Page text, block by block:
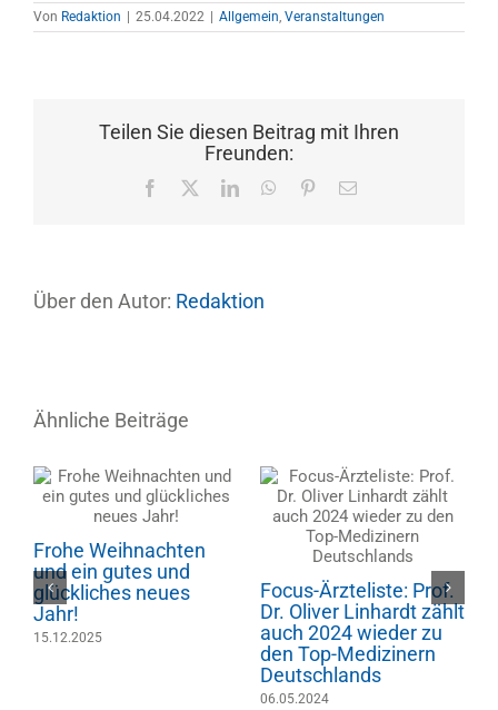
Von Redaktion 25.04.2022 Allgemein, Veranstaltungen
Teilen Sie diesen Beitrag mit Ihren
Freunden:
Facebook LinkedInWhatsApp
Pinterest
E-
Über den Autor: Redaktion
Ähnliche Beiträge
Frohe Weihnachten
und ein gutes und
glückliches neues
Jahr!
15.12.2025
Focus-Ärzteliste: Prof.
Dr. Oliver Linhardt zählt
auch 2024 wieder zu
den Top-Medizinern
Deutschlands
06.05.2024